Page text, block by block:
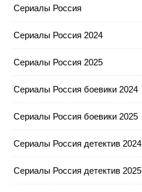
Сериалы Россия
Сериалы Россия 2024
Сериалы Россия 2025
Сериалы Россия боевики 2024
Сериалы Россия боевики 2025
Сериалы Россия детектив 2024
Сериалы Россия детектив 2025